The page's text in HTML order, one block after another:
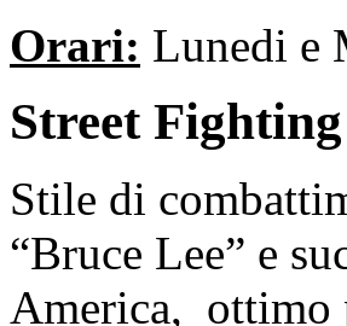
Orari: Lunedi e
Street
Stile di
“Bruce Lee” e
America, ottimo